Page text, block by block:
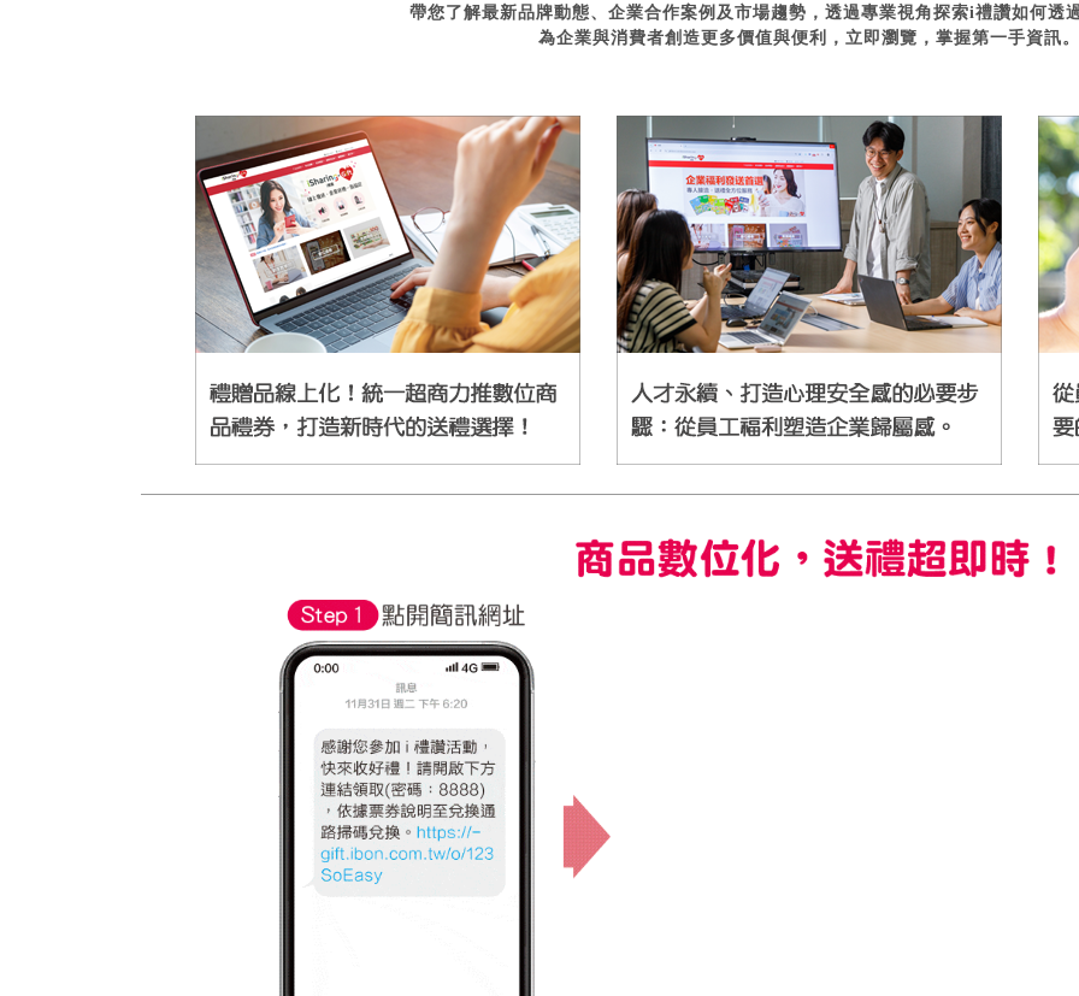
帶您了解最新品牌動態、企業合作案例及市場趨勢，透過專業視角探索i禮讚如何透
為企業與消費者創造更多價值與便利，立即瀏覽，掌握第一手資訊。